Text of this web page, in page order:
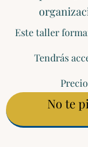
Este taller
Tendrás
No te